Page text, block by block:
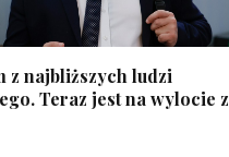
z najbliższych ludzi
Teraz jest na wylocie z